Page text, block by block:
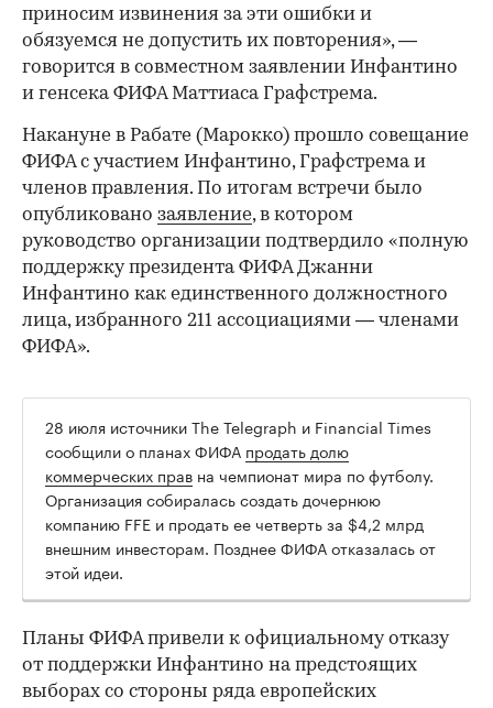
приносим извинения за эти ошибки и
обязуемся не допустить их повторения», —
говорится в совместном заявлении Инфантино
и генсека ФИФА Маттиаса Графстрема.
Накануне в Рабате (Марокко) прошло совещание
ФИФА с участием Инфантино, Графстрема и
членов правления. По итогам встречи было
опубликовано заявление, в котором
руководство организации подтвердило «полную
поддержку президента ФИФА Джанни
Инфантино как единственного должностного
лица, избранного 211 ассоциациями — членами
ФИФА».
00:00 / 00:00
28 июля источники The Telegraph и Financial Times
сообщили о планах ФИФА продать долю
коммерческих прав на чемпионат мира по футболу.
Организация собиралась создать дочернюю
компанию FFE и продать ее четверть за $4,2 млрд
внешним инвесторам. Позднее ФИФА отказалась от
этой идеи.
Планы ФИФА привели к официальному отказу
от поддержки Инфантино на предстоящих
выборах со стороны ряда европейских